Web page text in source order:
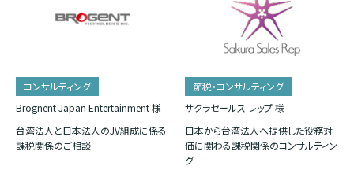
コンサルティング
Brognent Japan Entertainment 様
台湾法人と日本法人のJV組成に係る
課税関係のご相談
節税・コンサルティング
サクラセールス レップ 様
日本から台湾法人へ提供した役務対
価に関わる課税関係のコンサルティン
グ